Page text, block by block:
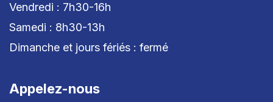
Vendredi : 7h30-16h
Samedi : 8h30-13h
Dimanche et jours fériés : fermé
Appelez-nous